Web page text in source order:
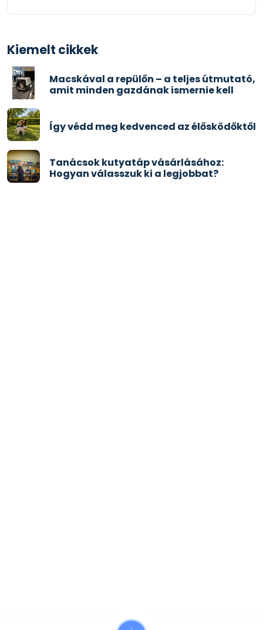
Kiemelt cikkek
Macskával a repülőn – a teljes útmutató,
amit minden gazdának ismernie kell
Így védd meg kedvenced az élősködőktől
Tanácsok kutyatáp vásárlásához:
Hogyan válasszuk ki a legjobbat?